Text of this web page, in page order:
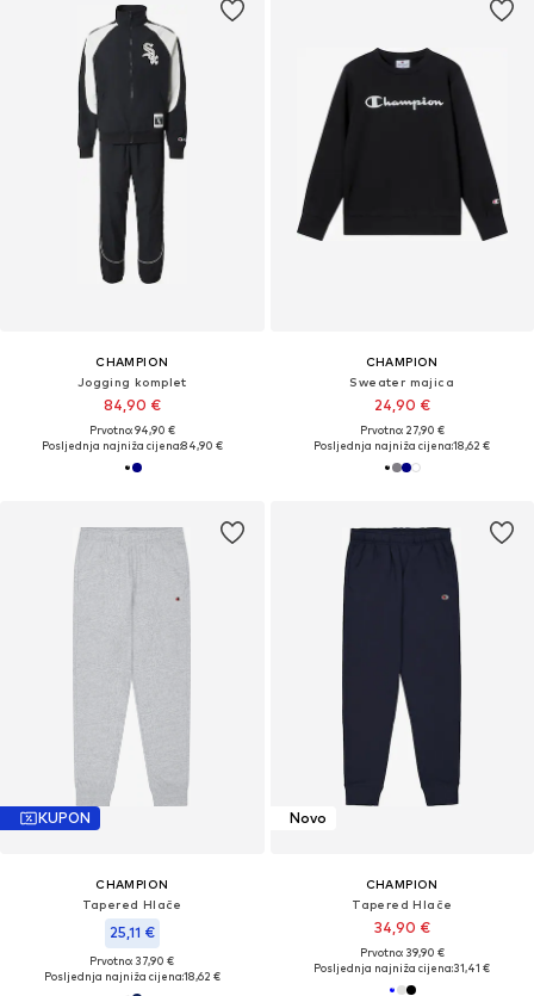
CHAMPION
Jogging komplet
84,90 €
Prvotno: 94,90 €
Posljednja najniža cijena:84,90 €
CHAMPION
Sweater majica
24,90 €
Prvotno: 27,90 €
Posljednja najniža cijena:18,62 €
KUPON
CHAMPION
Tapered Hlače
25,11 €
Prvotno: 37,90 €
Posljednja najniža cijena:18,62 €
Novo
CHAMPION
Tapered Hlače
34,90 €
Prvotno: 39,90 €
Posljednja najniža cijena:31,41 €